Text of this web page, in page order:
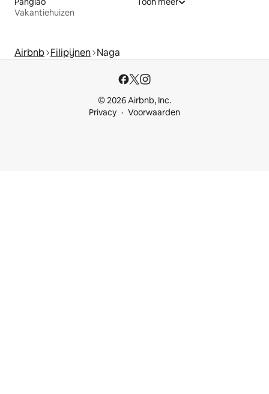
Vakantiehuizen
Airbnb Filipijnen Naga
© 2026 Airbnb, Inc.
Privacy
Voorwaarden